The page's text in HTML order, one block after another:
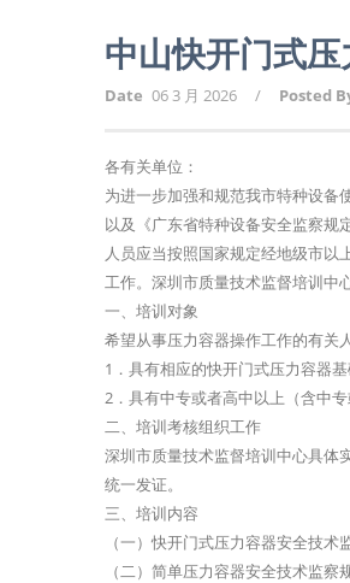
中山快开门式
Date 06 3 月 2026 / Posted
各有关单位：
为进一步加强和规范我市特种设备
以及《广东省特种设备安全监察规
人员应当按照国家规定经地级市以
工作。深圳市质量技术监督培训中
一、培训对象
希望从事压力容器操作工作的有关
1．具有相应的快开门式压力容器
2．具有中专或者高中以上（含中专
二、培训考核组织工作
深圳市质量技术监督培训中心具体
统一发证。
三、培训内容
（一）快开门式压力容器安全技术
（二）简单压力容器安全技术监察